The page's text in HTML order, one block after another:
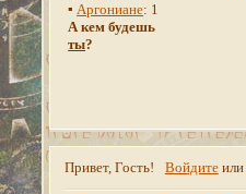
▪Аргониане: 1
А кем будешь
ты?
Привет, Гость! Войдитеили